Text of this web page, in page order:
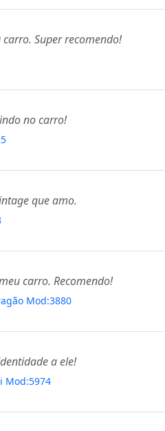
Super recomendo!
no carro!
que amo.
carro. Recomendo!
Mod:3880
a ele!
Mod:5974